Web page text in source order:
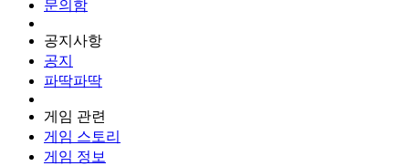
문의함
공지사항
공지
파딱파딱
게임 관련
게임 스토리
게임 정보